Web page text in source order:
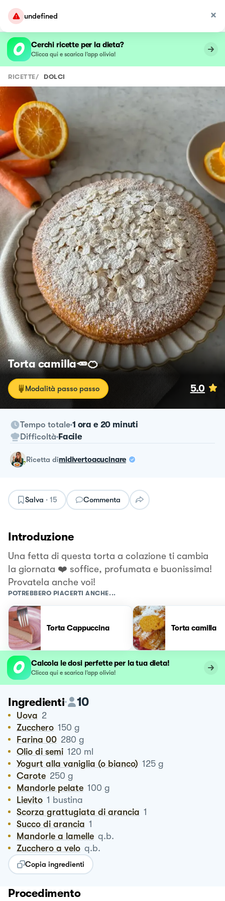
undefined
Cerchi ricette per la dieta?
Clicca qui e scarica l’app olivia!
RICETTE/ DOLCI
Torta camilla🥕🍊
Modalità passo passo 5.0
Tempo totale 1 ora e 20 minuti
Difficoltà Facile
ricetta dimidivertoacucinare
Salva · 15 Commenta
Introduzione
Una fetta di questa torta a colazione ti cambia
la giornata ❤️ soffice, profumata e buonissima!
Provatela anche voi!
POTREBBERO PIACERTI ANCHE...
Torta Cappuccina Torta camilla
Calcola le dosi perfette per la tua dieta!
Clicca qui e scarica l’app olivia!
Ingredienti 10
Uova 2
Zucchero 150 g
Farina 00 280 g
Olio di semi 120 ml
Yogurt alla vaniglia (o bianco) 125 g
Carote 250 g
Mandorle pelate 100 g
Lievito 1 bustina
Scorza grattugiata di arancia 1
Succo di arancia 1
Mandorle a lamelle q.b.
Zucchero a velo q.b.
Copia ingredienti
Procedimento